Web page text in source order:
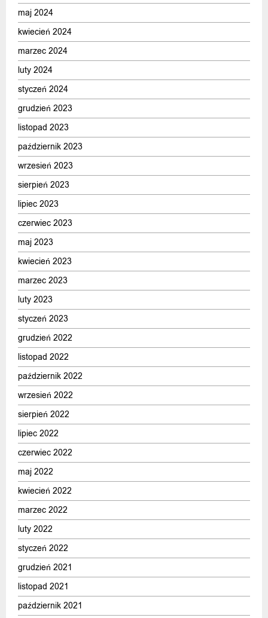
maj 2024
kwiecień 2024
marzec 2024
luty 2024
styczeń 2024
grudzień 2023
listopad 2023
październik 2023
wrzesień 2023
sierpień 2023
lipiec 2023
czerwiec 2023
maj 2023
kwiecień 2023
marzec 2023
luty 2023
styczeń 2023
grudzień 2022
listopad 2022
październik 2022
wrzesień 2022
sierpień 2022
lipiec 2022
czerwiec 2022
maj 2022
kwiecień 2022
marzec 2022
luty 2022
styczeń 2022
grudzień 2021
listopad 2021
październik 2021